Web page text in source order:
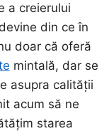
a creierului
din ce în
doar că oferă
mintală, dar se
asupra calității
acum să ne
starea